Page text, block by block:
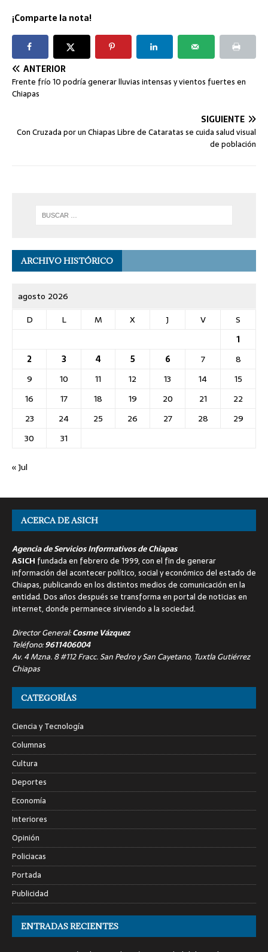
¡Comparte la nota!
ANTERIOR
Frente frío 10 podría generar lluvias intensas y vientos fuertes en
Chiapas
SIGUIENTE
Con Cruzada por un Chiapas Libre de Cataratas se cuida salud visual
de población
ARCHIVO HISTÓRICO
agosto 2026
D
L M X J V
S
1
2
3 4 5 6 7
8
9
10 11 12 13 14
15
16
17 18 19 20 21
22
23
24 25 26 27 28
29
30
31
« Jul
ACERCA DE ASICH
Agencia de Servicios Informativos de Chiapas
ASICH fundada en febrero de 1999, con el fin de generar
información del acontecer político, social y económico del estado de
Chiapas, publicando en los distintos medios de comunicación en la
entidad. Dos años después se transforma en portal de noticias en
internet, donde permanece sirviendo a la sociedad.
Director General:Cosme Vázquez
Teléfono:9611406004
Av. 4 Mzna. 8 #112 Fracc. San Pedro y San Cayetano, Tuxtla Gutiérrez
Chiapas
CATEGORÍAS
Ciencia y Tecnología
Columnas
Cultura
Deportes
Economía
Interiores
Opinión
Policiacas
Portada
Publicidad
ENTRADAS RECIENTES